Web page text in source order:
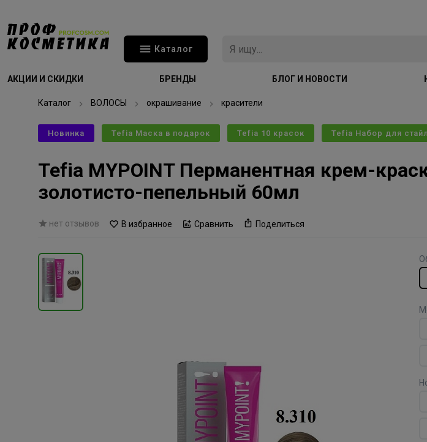
Каталог
АКЦИИ И СКИДКИ БРЕНДЫ БЛОГ И НОВОСТИ
Каталог ВОЛОСЫ окрашивание красители
Новинка Tefia Маска в подарок Tefia 10 красок Tefia Набор для
Tefia MYPOINT Перманентная крем-
золотисто-пепельный 60мл
нет отзывов В избранное Сравнить Поделиться